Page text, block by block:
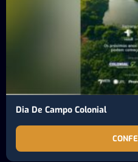
Dia De Campo Colonial